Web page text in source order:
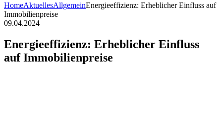
HomeAktuellesAllgemeinEnergieeffizienz: Erheblicher Einfluss auf
Immobilienpreise
09.04.2024
Energieeffizienz: Erheblicher Einfluss
auf Immobilienpreise